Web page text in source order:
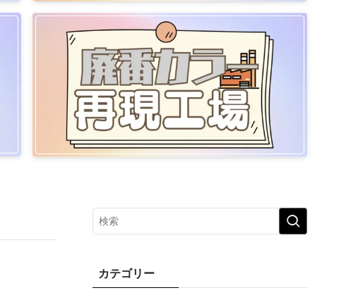
カテゴリー